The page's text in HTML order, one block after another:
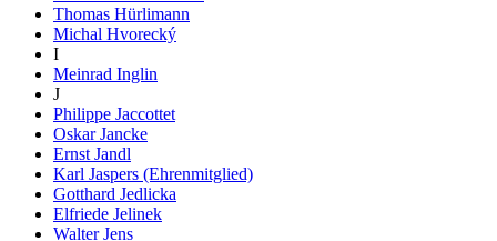
Thomas Hürlimann
Michal Hvorecký
I
Meinrad Inglin
J
Philippe Jaccottet
Oskar Jancke
Ernst Jandl
Karl Jaspers (Ehrenmitglied)
Gotthard Jedlicka
Elfriede Jelinek
Walter Jens